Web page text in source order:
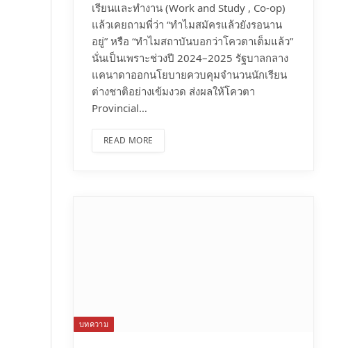
เรียนและทำงาน (Work and Study , Co-op)
แล้วเคยถามพี่ว่า “ทำไมสมัครแล้วยังรอนาน
อยู่” หรือ “ทำไมสถาบันบอกว่าโควตาเต็มแล้ว”
นั่นเป็นเพราะช่วงปี 2024–2025 รัฐบาลกลาง
แคนาดาออกนโยบายควบคุมจำนวนนักเรียน
ต่างชาติอย่างเข้มงวด ส่งผลให้โควตา
Provincial…
READ MORE
บทความ